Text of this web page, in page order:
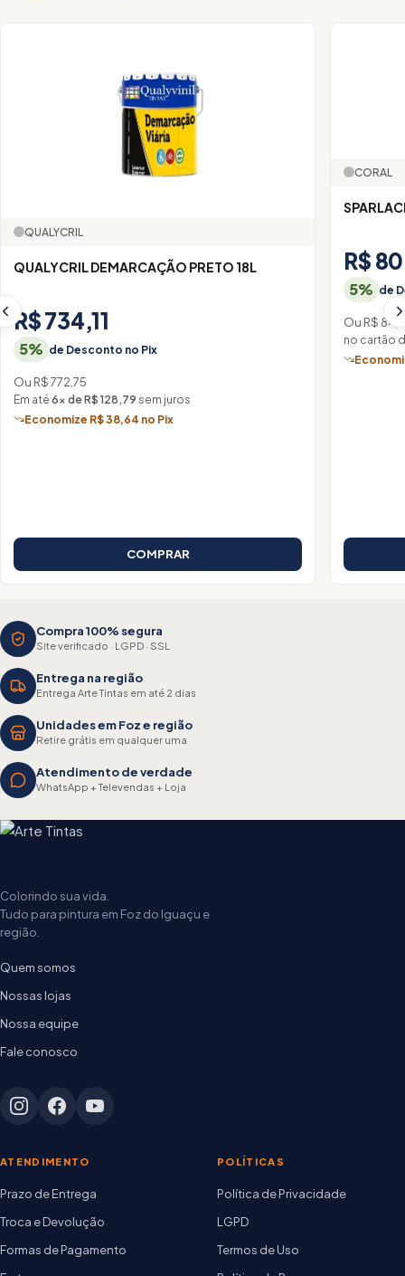
QUALYCRIL
QUALYCRIL DEMARCAÇÃO PRETO 18L
R$ 734,11
5% de Desconto no Pix
Ou R$ 772,75
Em até 6× de R$ 128,79 sem juros
Economize R$ 38,64 no Pix
COMPRAR
CORAL
R$
5% de
Ou R$
no cartão
Compra 100% segura
Site verificado · LGPD · SSL
Entrega na região
Entrega Arte Tintas em até 2 dias
Unidades em Foz e região
Retire grátis em qualquer uma
Atendimento de verdade
WhatsApp + Televendas + Loja
Colorindo sua vida.
Tudo para pintura em Foz do Iguaçu e
região.
Quem somos
Nossas lojas
Nossa equipe
Fale conosco
ATENDIMENTO
Prazo de Entrega
Troca e Devolução
Formas de Pagamento
POLÍTICAS
Política de Privacidade
LGPD
Termos de Uso